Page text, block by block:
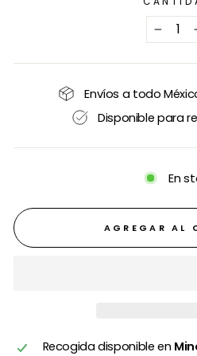
−
Envíos a todo
Disponible para
En
AGREGAR AL
Recogida disponible en